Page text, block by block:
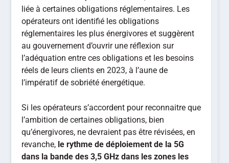
liée à certaines obligations réglementaires. Les
opérateurs ont identifié les obligations
réglementaires les plus énergivores et suggèrent
au gouvernement d’ouvrir une réflexion sur
l’adéquation entre ces obligations et les besoins
réels de leurs clients en 2023, à l’aune de
l’impératif de sobriété énergétique.
Si les opérateurs s’accordent pour reconnaitre que
l’ambition de certaines obligations, bien
qu’énergivores, ne devraient pas être révisées, en
revanche, le rythme de déploiement de la 5G
dans la bande des 3,5 GHz dans les zones les